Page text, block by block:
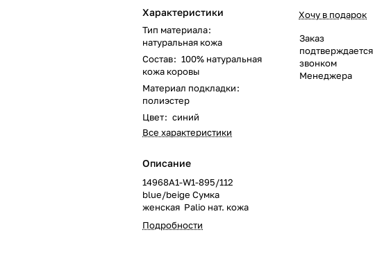
Характеристики
Тип материала:
натуральная кожа
Состав: 100% натуральная
кожа коровы
Материал подкладки:
полиэстер
Цвет: синий
Все характеристики
Описание
14968A1-W1-895/112
blue/beige Сумка
женская Palio нат. кожа
Подробности
Хочу в подарок
Заказ
подтверждается
звонком
Менеджера